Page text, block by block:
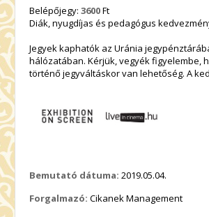
Belépőjegy: 3600Ft
Diák, nyugdíjas és pedagógus
Jegyek kaphatók az Uránia
hálózatában. Kérjük, vegyék figyelembe,
történő jegyváltáskor van lehetőség. A
Bemutató dátuma: 2019.05.04.
Forgalmazó: Cikanek Management